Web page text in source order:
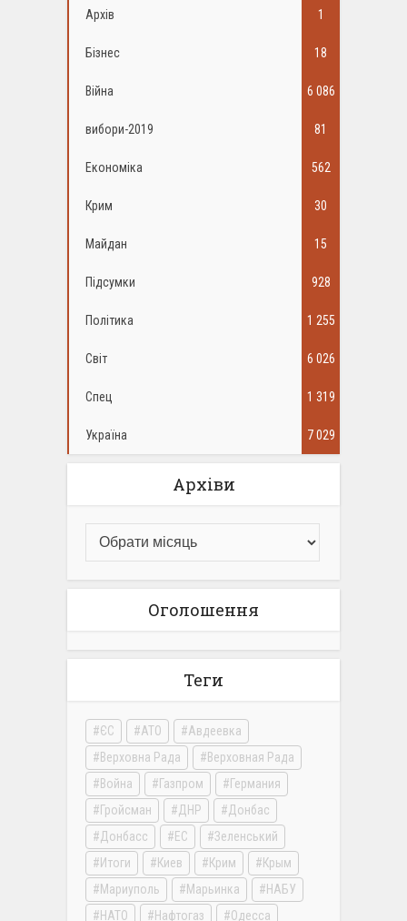
Архів 1
Бізнес 18
Війна 6 086
вибори-2019 81
Економіка 562
Крим 30
Майдан 15
Підсумки 928
Політика 1 255
Світ 6 026
Спец 1 319
Україна 7 029
Архіви
Оголошення
Теги
ЄС АТО
Авдеевка
Верховна Рада
Верховная Рада
Война
Газпром
Германия
Гройсман
ДНР
Донбас
Донбасс
ЕС
Зеленський
Итоги
Киев Крим
Крым
Мариуполь
Марьинка
НАБУ
НАТО
Нафтогаз Одесса